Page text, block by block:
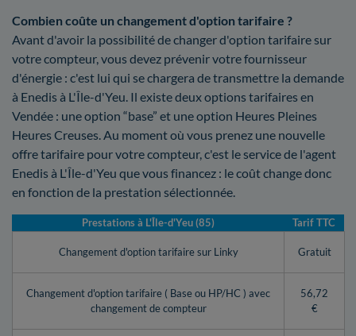
Combien coûte un changement d'option tarifaire ?
Avant d'avoir la possibilité de changer d'option tarifaire sur
votre compteur, vous devez prévenir votre fournisseur
d'énergie : c'est lui qui se chargera de transmettre la demande
à Enedis à L'Île-d'Yeu. Il existe deux options tarifaires en
Vendée : une option “base” et une option Heures Pleines
Heures Creuses. Au moment où vous prenez une nouvelle
offre tarifaire pour votre compteur, c'est le service de l'agent
Enedis à L'Île-d'Yeu que vous financez : le coût change donc
en fonction de la prestation sélectionnée.
Prestations à L'Île-d'Yeu (85) Tarif TTC
Changement d'option tarifaire sur Linky Gratuit
Changement d'option tarifaire ( Base ou HP/HC ) avec
changement de compteur
56,72
€